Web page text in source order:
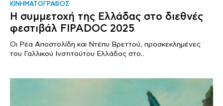
ΚΙΝΗΜΑΤΟΓΡΑΦΟΣ
Η συμμετοχή της Ελλάδας στο διεθνές
φεστιβάλ FIPADOC 2025
Οι Ρέα Αποστολίδη και Ντέπυ Βρεττού, προσκεκλημένες
του Γαλλικού Ινστιτούτου Ελλάδος στο..